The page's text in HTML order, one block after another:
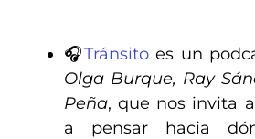
🎧Tránsito es un
Olga Burque, Ray
Peña, que nos invita
a pensar hacia